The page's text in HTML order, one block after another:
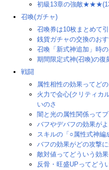
初級13章の強敵
召喚(ガチャ)
召喚券は10枚まとめて
銭貨ガチャの交換のお
召喚「新式神追加」時
期間限定式神(召喚)の復
戦闘
属性相性の効果ってど
火力で会心(クリティカ
いのさ
闇と光の属性関係って
バフやデバフの効果が
スキルの「○属性式神編
バフの効果がどの攻撃
敵対値ってどういう効
反骨・旺盛UPってどう